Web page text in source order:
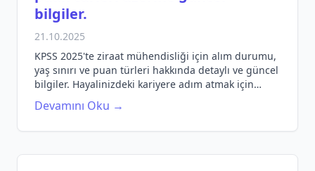
bilgiler.
21.10.2025
KPSS 2025'te ziraat mühendisliği için alım durumu,
yaş sınırı ve puan türleri hakkında detaylı ve güncel
bilgiler. Hayalinizdeki kariyere adım atmak için
gereken bilgileri keşfedin!
Devamını Oku →